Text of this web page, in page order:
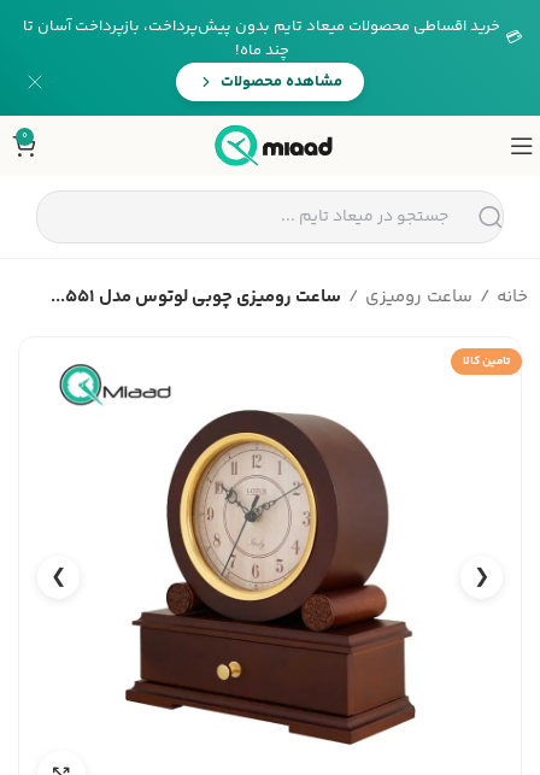
💳 خرید اقساطی محصولات میعاد تایم بدون پیش‌پرداخت، بازپرداخت آسان تا
چند ماه!
مشاهده محصولات
0
خانه ساعت رومیزی ساعت رومیزی چوبی لوتوس مدل 551...
تامین کالا
❮
❯